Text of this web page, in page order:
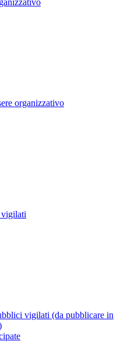
organizzativo
vigilati (da pubblicare in